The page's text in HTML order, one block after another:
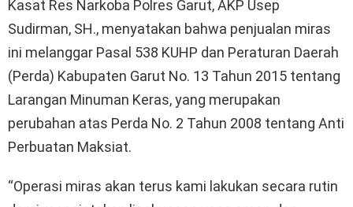
Kasat Res Narkoba Polres Garut, AKP Usep
Sudirman, SH., menyatakan bahwa penjualan miras
ini melanggar Pasal 538 KUHP dan Peraturan Daerah
(Perda) Kabupaten Garut No. 13 Tahun 2015 tentang
Larangan Minuman Keras, yang merupakan
perubahan atas Perda No. 2 Tahun 2008 tentang Anti
Perbuatan Maksiat.
“Operasi miras akan terus kami lakukan secara rutin